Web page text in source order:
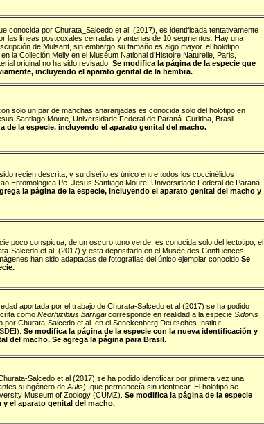
conocida por Churata_Salcedo et al. (2017), es identificada tentativamente
las líneas postcoxales cerradas y antenas de 10 segmentos Hay una
de Mulsant, sin embargo su tamaño es algo mayor. el holotipo
la Colleción Melly en el Muséum National d’Histoire Naturelle, Paris,
original no ha sido revisado. Se modifica la página de la especie que
incluyendo el aparato genital de la hembra.
solo un par de manchas anaranjadas es conocida solo del holotipo en
Santiago Moure, Universidade Federal de Paraná. Curitiba, Brasil
de la especie, incluyendo el aparato genital del macho.
recien descrita, y su diseño es único entre todos los coccinélidos
Entomologica Pe. Jesus Santiago Moure, Universidade Federal de Paraná.
la página de la especie, incluyendo el aparato genital del macho y
poco conspicua, de un oscuro tono verde, es conocida solo del lectotipo, el
Salcedo et al. (2017) y esta depositado en el Musée des Confluences,
han sido adaptadas de fotografias del único ejemplar conocido Se
aportada por el trabajo de Churata-Salcedo et al (2017) se ha podido
como Neorhizibius barrigaicorresponde en realidad a la especie Sidonis
por Churata-Salcedo et al. en el Senckenberg Deutsches Institut
Se modifica la página de la especie con la nueva identificación y
del macho. Se agrega la página para Brasil.
Salcedo et al (2017) se ha podido identificar por primera vez una
subgénero de Aulis), que permanecía sin identificar. El holotipo se
Museum of Zoology (CUMZ). Se modifica la página de la especie
el aparato genital del macho.